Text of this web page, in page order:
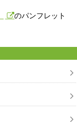
のパンフレット